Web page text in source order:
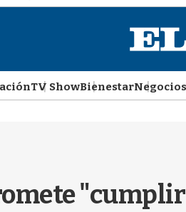
TV ShowBienestarNegocios